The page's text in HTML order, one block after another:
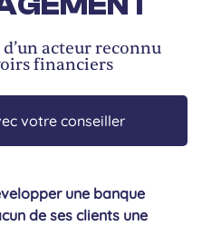
acteur reconnu
financiers
votre conseiller
une banque
de ses clients une